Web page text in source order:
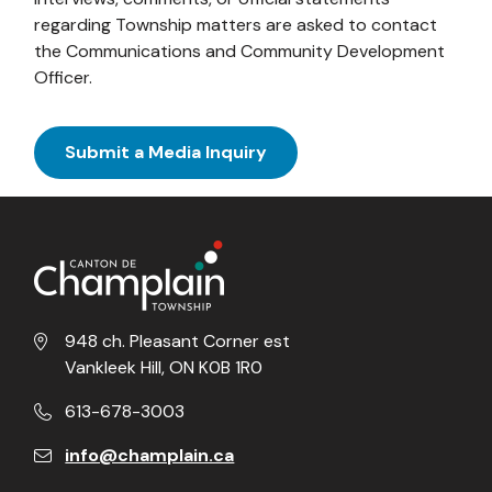
regarding Township matters are asked to contact
the Communications and Community Development
Officer.
Submit a Media Inquiry
948 ch. Pleasant Corner est
Vankleek Hill, ON K0B 1R0
613-678-3003
info@champlain.ca